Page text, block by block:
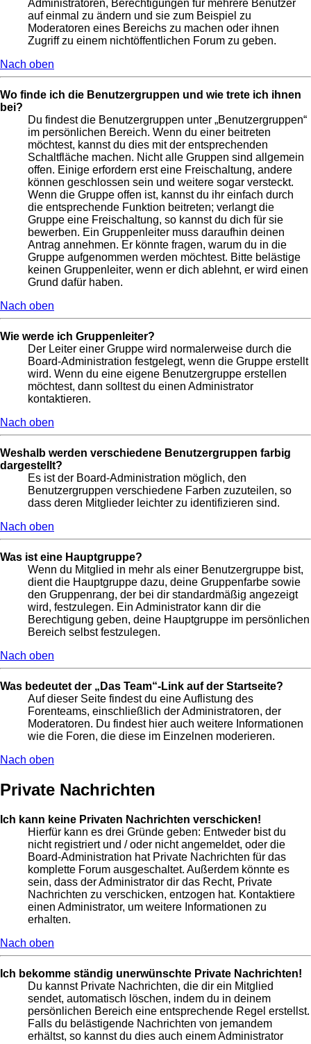
Administratoren, Berechtigungen für mehrere Benutzer
auf einmal zu ändern und sie zum Beispiel zu
Moderatoren eines Bereichs zu machen oder ihnen
Zugriff zu einem nichtöffentlichen Forum zu geben.
Nach oben
Wo finde ich die Benutzergruppen und wie trete ich ihnen
bei?
Du findest die Benutzergruppen unter „Benutzergruppen“
im persönlichen Bereich. Wenn du einer beitreten
möchtest, kannst du dies mit der entsprechenden
Schaltfläche machen. Nicht alle Gruppen sind allgemein
offen. Einige erfordern erst eine Freischaltung, andere
können geschlossen sein und weitere sogar versteckt.
Wenn die Gruppe offen ist, kannst du ihr einfach durch
die entsprechende Funktion beitreten; verlangt die
Gruppe eine Freischaltung, so kannst du dich für sie
bewerben. Ein Gruppenleiter muss daraufhin deinen
Antrag annehmen. Er könnte fragen, warum du in die
Gruppe aufgenommen werden möchtest. Bitte belästige
keinen Gruppenleiter, wenn er dich ablehnt, er wird einen
Grund dafür haben.
Nach oben
Wie werde ich Gruppenleiter?
Der Leiter einer Gruppe wird normalerweise durch die
Board-Administration festgelegt, wenn die Gruppe erstellt
wird. Wenn du eine eigene Benutzergruppe erstellen
möchtest, dann solltest du einen Administrator
kontaktieren.
Nach oben
Weshalb werden verschiedene Benutzergruppen farbig
dargestellt?
Es ist der Board-Administration möglich, den
Benutzergruppen verschiedene Farben zuzuteilen, so
dass deren Mitglieder leichter zu identifizieren sind.
Nach oben
Was ist eine Hauptgruppe?
Wenn du Mitglied in mehr als einer Benutzergruppe bist,
dient die Hauptgruppe dazu, deine Gruppenfarbe sowie
den Gruppenrang, der bei dir standardmäßig angezeigt
wird, festzulegen. Ein Administrator kann dir die
Berechtigung geben, deine Hauptgruppe im persönlichen
Bereich selbst festzulegen.
Nach oben
Was bedeutet der „Das Team“-Link auf der Startseite?
Auf dieser Seite findest du eine Auflistung des
Forenteams, einschließlich der Administratoren, der
Moderatoren. Du findest hier auch weitere Informationen
wie die Foren, die diese im Einzelnen moderieren.
Nach oben
Private Nachrichten
Ich kann keine Privaten Nachrichten verschicken!
Hierfür kann es drei Gründe geben: Entweder bist du
nicht registriert und / oder nicht angemeldet, oder die
Board-Administration hat Private Nachrichten für das
komplette Forum ausgeschaltet. Außerdem könnte es
sein, dass der Administrator dir das Recht, Private
Nachrichten zu verschicken, entzogen hat. Kontaktiere
einen Administrator, um weitere Informationen zu
erhalten.
Nach oben
Ich bekomme ständig unerwünschte Private Nachrichten!
Du kannst Private Nachrichten, die dir ein Mitglied
sendet, automatisch löschen, indem du in deinem
persönlichen Bereich eine entsprechende Regel erstellst.
Falls du belästigende Nachrichten von jemandem
erhältst, so kannst du dies auch einem Administrator